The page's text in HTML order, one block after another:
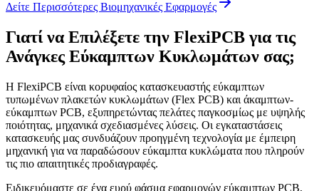
Δείτε Περισσότερες Βιομηχανικές Εφαρμογές
Γιατί να Επιλέξετε την FlexiPCB για τις
Ανάγκες Εύκαμπτων Κυκλωμάτων σας;
Η FlexiPCB είναι κορυφαίος κατασκευαστής εύκαμπτων
τυπωμένων πλακετών κυκλωμάτων (Flex PCB) και άκαμπτων-
εύκαμπτων PCB, εξυπηρετώντας πελάτες παγκοσμίως με υψηλής
ποιότητας, μηχανικά σχεδιασμένες λύσεις. Οι εγκαταστάσεις
κατασκευής μας συνδυάζουν προηγμένη τεχνολογία με έμπειρη
μηχανική για να παραδώσουν εύκαμπτα κυκλώματα που πληρούν
τις πιο απαιτητικές προδιαγραφές.
Ειδικευόμαστε σε ένα ευρύ φάσμα εφαρμογών εύκαμπτων PCB,